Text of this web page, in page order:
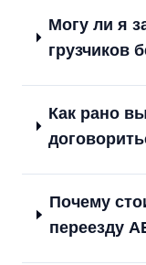
Могу ли я
грузчиков
Как рано
Почему
переезду